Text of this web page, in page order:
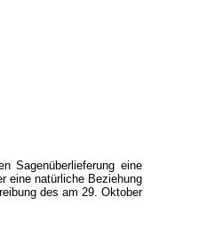
Sagenüberlieferung eine
eine natürliche Beziehung
des am 29. Oktober